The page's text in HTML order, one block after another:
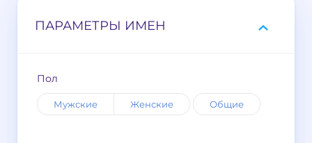
ПАРАМЕТРЫ ИМЕН
Пол
Мужские Женские Общие